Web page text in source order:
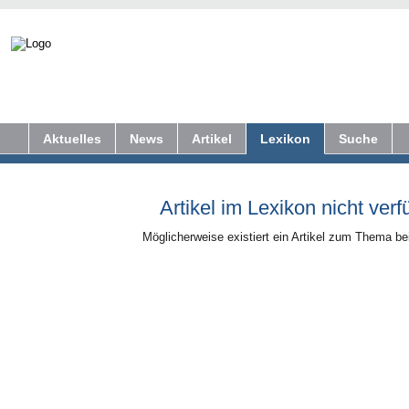
Aktuelles News Artikel Lexikon Suche
Artikel im Lexikon nicht
Möglicherweise existiert ein Artikel zum Thema